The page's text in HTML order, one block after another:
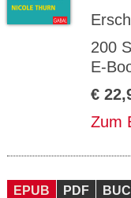
200
E-
€
Zum
EPUB PDF